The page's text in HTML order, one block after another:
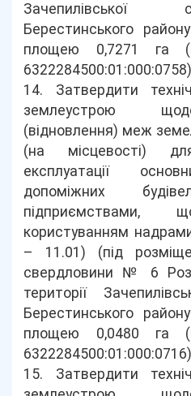
Берестинського
площею 0,7271 га
14. Затвердити
землеустрою
(відновлення) меж
(на місцевості)
експлуатації
допоміжних
користуванням
– 11.01) (під
свердловини № 6
території
Берестинського
площею 0,0480 га
15. Затвердити